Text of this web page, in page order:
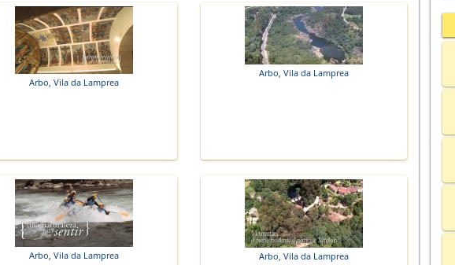
Arbo, Vila da Lamprea
Arbo, Vila da Lamprea
Arbo, Vila da Lamprea Arbo, Vila da Lamprea